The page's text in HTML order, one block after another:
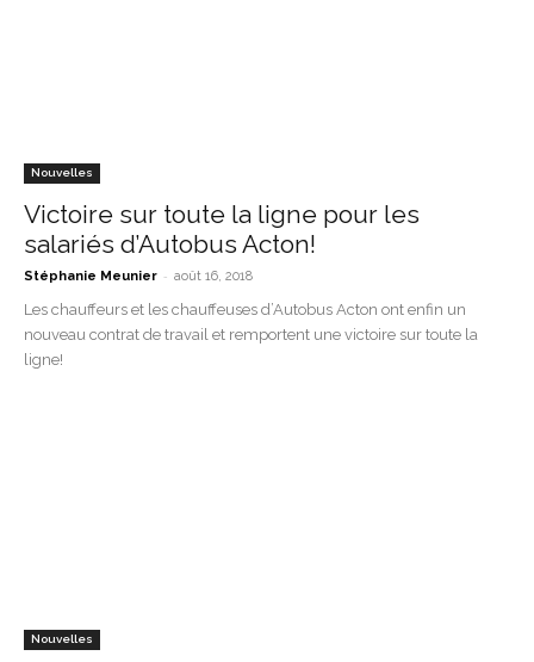
Nouvelles
Victoire sur toute la ligne pour les
salariés d’Autobus Acton!
Stéphanie Meunier - août 16, 2018
Les chauffeurs et les chauffeuses d’Autobus Acton ont enfin un
nouveau contrat de travail et remportent une victoire sur toute la
ligne!
Nouvelles